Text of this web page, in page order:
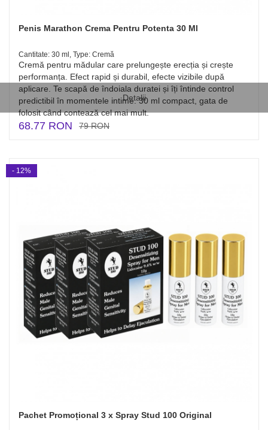
Detalii
Penis Marathon Crema Pentru Potenta 30 Ml
Cantitate: 30 ml, Type: Cremă
Cremă pentru mădular care prelungește erecția și crește
performanța. Efect rapid și durabil, efecte vizibile după
aplicare. Te scapă de îndoiala duratei și îți întinde control
predictibil în momentele intime. 30 ml compact, gata de
folosit când contează cel mai mult.
68.77 RON 79 RON
Pachet Promoțional 3 x Spray Stud 100 Original
- 12%